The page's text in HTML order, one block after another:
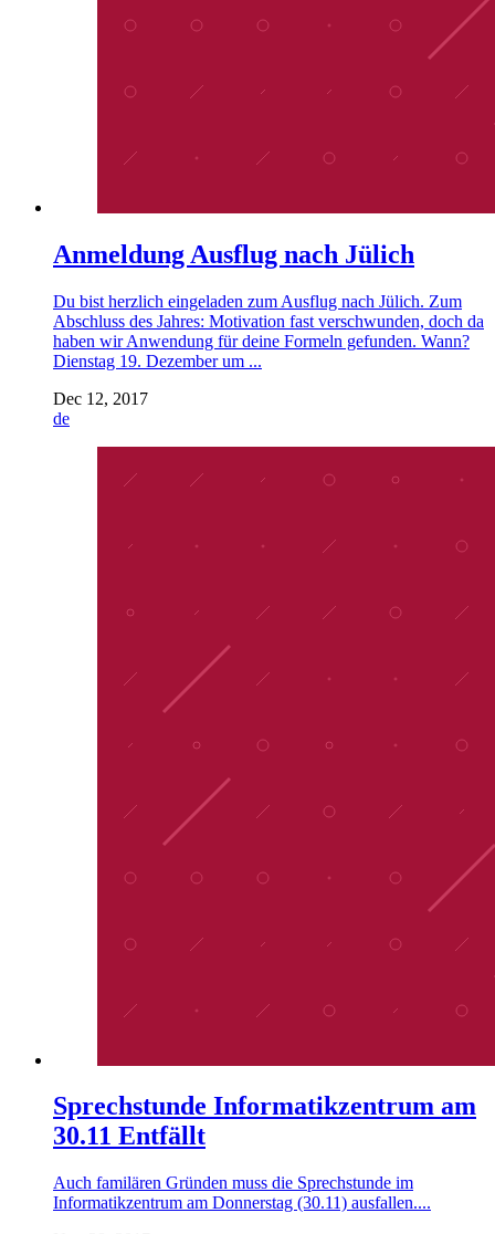
Anmeldung Ausflug nach Jülich
Du bist herzlich eingeladen zum Ausflug nach Jülich. Zum
Abschluss des Jahres: Motivation fast verschwunden, doch da
haben wir Anwendung für deine Formeln gefunden. Wann?
Dienstag 19. Dezember um ...
Dec 12, 2017
de
Sprechstunde Informatikzentrum am
30.11 Entfällt
Auch familären Gründen muss die Sprechstunde im
Informatikzentrum am Donnerstag (30.11) ausfallen....